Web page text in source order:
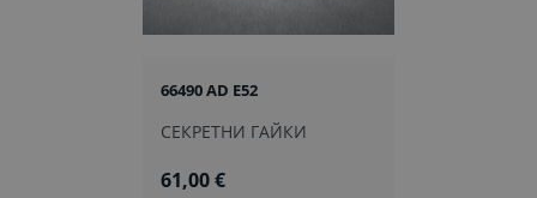
66490 AD E52
СЕКРЕТНИ ГАЙКИ
61,00 €